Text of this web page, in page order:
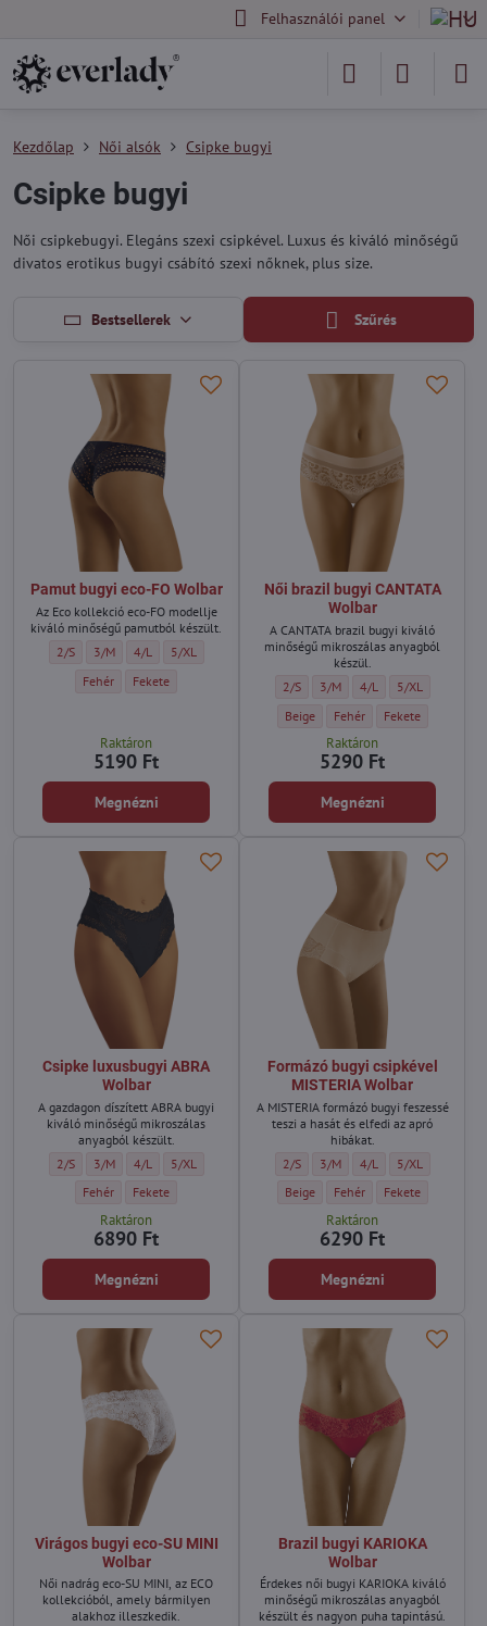
Felhasználói panel
Kezdőlap Női alsók Csipke bugyi
Csipke bugyi
Női csipkebugyi. Elegáns szexi csipkével. Luxus és kiváló minőségű
divatos erotikus bugyi csábító szexi nőknek, plus size.
Bestsellerek Szűrés
Pamut bugyi eco-FO Wolbar
Az Eco kollekció eco-FO modellje
kiváló minőségű pamutból készült.
Pamut bugyi eco-FO Wolbar - Méret:
2/S Pamut bugyi eco-FO Wolbar - Méret:
3/M Pamut bugyi eco-FO Wolbar - Méret:
4/L Pamut bugyi eco-FO Wolbar - Méret:
5/XL
Pamut bugyi eco-FO Wolbar - Szín:
Fehér Pamut bugyi eco-FO Wolbar - Szín:
Fekete
Raktáron
5190 Ft
Megnézni
Női brazil bugyi CANTATA
Wolbar
A CANTATA brazil bugyi kiváló
minőségű mikroszálas anyagból
készül.
Női brazil bugyi CANTATA Wolbar -
2/S Női brazil bugyi CANTATA
3/M Női brazil bugyi
4/L Női brazil bugyi
5/XL
Női brazil bugyi CANTATA Wolbar -
Beige Női brazil bugyi CANTATA
Fehér Női brazil bugyi
Fekete
Raktáron
5290 Ft
Megnézni
Csipke luxusbugyi ABRA
Wolbar
A gazdagon díszített ABRA bugyi
kiváló minőségű mikroszálas
anyagból készült.
Csipke luxusbugyi ABRA Wolbar - Méret:
2/S Csipke luxusbugyi ABRA Wolbar - Méret:
3/M Csipke luxusbugyi ABRA Wolbar - Méret:
4/L Csipke luxusbugyi ABRA Wolbar - Méret:
5/XL
Csipke luxusbugyi ABRA Wolbar - Szín:
Fehér Csipke luxusbugyi ABRA Wolbar - Szín:
Fekete
Raktáron
6890 Ft
Megnézni
Formázó bugyi csipkével
MISTERIA Wolbar
A MISTERIA formázó bugyi feszessé
teszi a hasát és elfedi az apró
hibákat.
Formázó bugyi csipkével MISTERIA
2/S Formázó bugyi csipkével
3/M Formázó bugyi
4/L Formázó bugyi
5/XL
Formázó bugyi csipkével MISTERIA
Beige Formázó bugyi csipkével
Fehér Formázó bugyi
Fekete
Raktáron
6290 Ft
Megnézni
Virágos bugyi eco-SU MINI
Wolbar
Női nadrág eco-SU MINI, az ECO
kollekcióból, amely bármilyen
alakhoz illeszkedik.
Brazil bugyi KARIOKA
Wolbar
Érdekes női bugyi KARIOKA kiváló
minőségű mikroszálas anyagból
készült és nagyon puha tapintású.